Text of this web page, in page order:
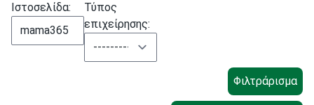
Ιστοσελίδα:
Τύπος
επιχείρησης: